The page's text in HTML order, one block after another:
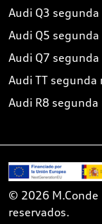
Audi Q3
Audi Q5
Audi Q7
Audi TT
Audi R8
© 2026 M.Conde
reservados.